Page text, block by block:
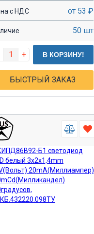
с НДС от 53 ₽
50 шт
+ В КОРЗИНУ!
БЫСТРЫЙ ЗАКАЗ